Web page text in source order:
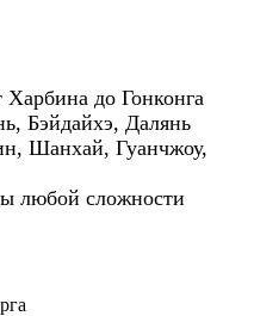
до Гонконга
Бэйдайхэ, Далянь
Шанхай, Гуанчжоу,
любой сложности